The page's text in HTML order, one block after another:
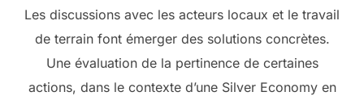
Les discussions avec les acteurs locaux et le travail
de terrain font émerger des solutions concrètes.
Une évaluation de la pertinence de certaines
actions, dans le contexte d’une Silver Economy en